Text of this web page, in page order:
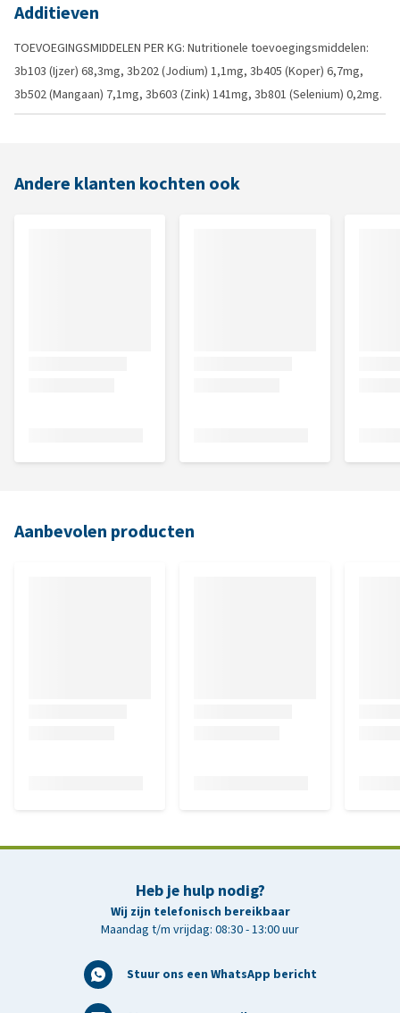
Additieven
TOEVOEGINGSMIDDELEN PER KG: Nutritionele toevoegingsmiddelen:
3b103 (Ijzer) 68,3mg, 3b202 (Jodium) 1,1mg, 3b405 (Koper) 6,7mg,
3b502 (Mangaan) 7,1mg, 3b603 (Zink) 141mg, 3b801 (Selenium) 0,2mg.
Andere klanten kochten ook
Aanbevolen producten
Heb je hulp nodig?
Wij zijn telefonisch bereikbaar
Maandag t/m vrijdag: 08:30 - 13:00 uur
Stuur ons een WhatsApp bericht